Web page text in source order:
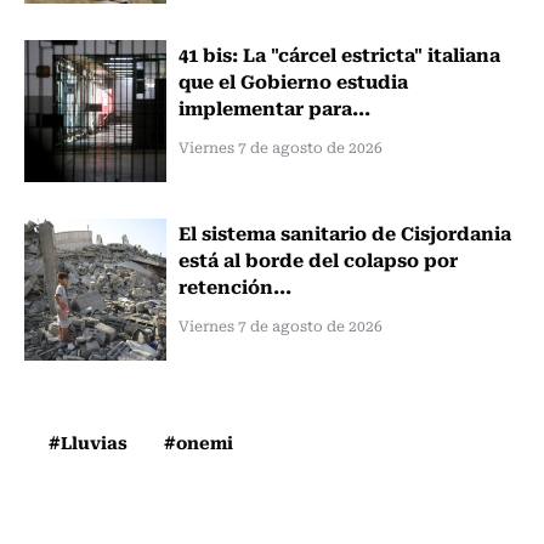
41 bis: La "cárcel estricta" italiana
que el Gobierno estudia
implementar para...
Viernes 7 de agosto de 2026
El sistema sanitario de Cisjordania
está al borde del colapso por
retención...
Viernes 7 de agosto de 2026
#Lluvias #onemi